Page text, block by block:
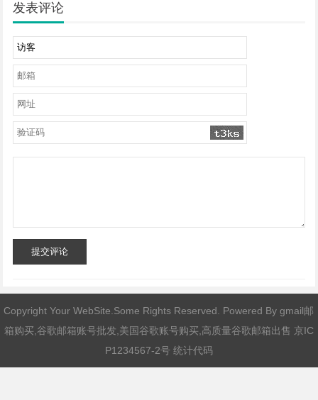
发表评论
提交评论
Copyright Your WebSite.Some Rights Reserved. Powered Bygmail邮
箱购买,谷歌邮箱账号批发,美国谷歌账号购买,高质量谷歌邮箱出售 京IC
P1234567-2号 统计代码